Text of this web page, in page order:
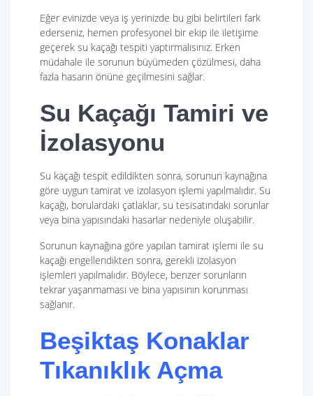
Eğer evinizde veya iş yerinizde bu gibi belirtileri fark
ederseniz, hemen profesyonel bir ekip ile iletişime
geçerek su kaçağı tespiti yaptırmalısınız. Erken
müdahale ile sorunun büyümeden çözülmesi, daha
fazla hasarın önüne geçilmesini sağlar.
Su Kaçağı Tamiri ve
İzolasyonu
Su kaçağı tespit edildikten sonra, sorunun kaynağına
göre uygun tamirat ve izolasyon işlemi yapılmalıdır. Su
kaçağı, borulardaki çatlaklar, su tesisatındaki sorunlar
veya bina yapısındaki hasarlar nedeniyle oluşabilir.
Sorunun kaynağına göre yapılan tamirat işlemi ile su
kaçağı engellendikten sonra, gerekli izolasyon
işlemleri yapılmalıdır. Böylece, benzer sorunların
tekrar yaşanmaması ve bina yapısının korunması
sağlanır.
Beşiktaş Konaklar
Tıkanıklık Açma